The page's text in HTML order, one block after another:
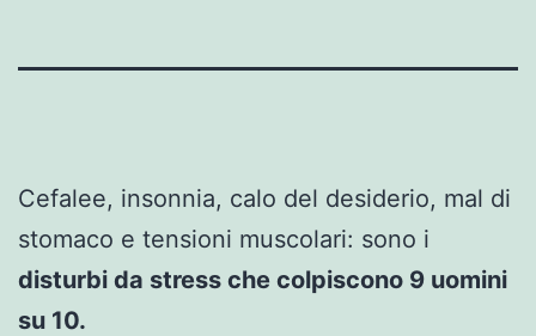
Cefalee, insonnia, calo del desiderio, mal di
stomaco e tensioni muscolari: sono i
disturbi da stress che colpiscono 9 uomini
su 10.